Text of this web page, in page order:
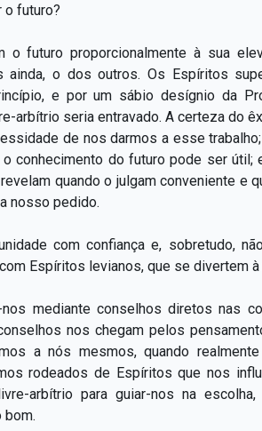
o futuro?
o futuro proporcionalmente à sua
ainda, o dos outros. Os Espíritos
e por um sábio desígnio da
arbítrio seria entravado. A certeza do
de nos darmos a esse
conhecimento do futuro pode ser
quando o julgam conveniente e
nosso pedido.
com confiança e, sobretudo,
Espíritos levianos, que se divertem
mediante conselhos diretos nas
nos chegam pelos
a nós mesmos, quando
rodeados de Espíritos que nos
arbítrio para guiar-nos na
bom.